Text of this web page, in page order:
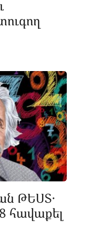
ԹԵՍՏ․
հավաքել